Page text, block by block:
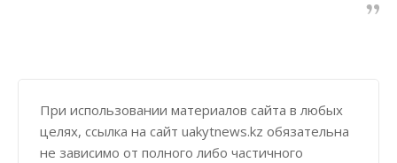
При использовании материалов сайта в любых
целях, ссылка на сайт uakytnews.kz обязательна
не зависимо от полного либо частичного